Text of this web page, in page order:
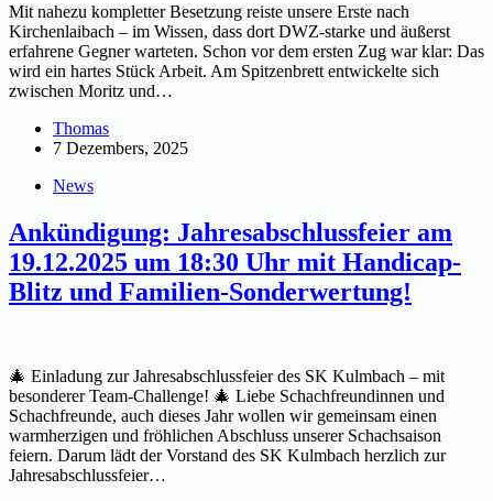
Mit nahezu kompletter Besetzung reiste unsere Erste nach
Kirchenlaibach – im Wissen, dass dort DWZ-starke und äußerst
erfahrene Gegner warteten. Schon vor dem ersten Zug war klar: Das
wird ein hartes Stück Arbeit. Am Spitzenbrett entwickelte sich
zwischen Moritz und…
Thomas
7 Dezembers, 2025
News
Ankündigung: Jahresabschlussfeier am
19.12.2025 um 18:30 Uhr mit Handicap-
Blitz und Familien-Sonderwertung!
🎄 Einladung zur Jahresabschlussfeier des SK Kulmbach – mit
besonderer Team-Challenge! 🎄 Liebe Schachfreundinnen und
Schachfreunde, auch dieses Jahr wollen wir gemeinsam einen
warmherzigen und fröhlichen Abschluss unserer Schachsaison
feiern. Darum lädt der Vorstand des SK Kulmbach herzlich zur
Jahresabschlussfeier…